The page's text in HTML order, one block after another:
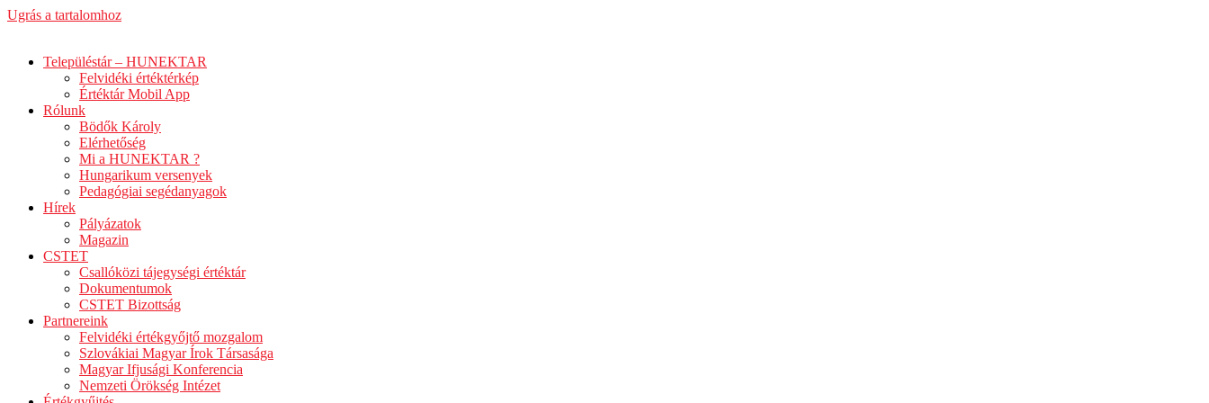
Ugrás a tartalomhoz
Településtár – HUNEKTAR
Felvidéki értéktérkép
Értéktár Mobil App
Rólunk
Bödők Károly
Elérhetőség
Mi a HUNEKTAR ?
Hungarikum versenyek
Pedagógiai segédanyagok
Hírek
Pályázatok
Magazin
CSTET
Csallóközi tájegységi értéktár
Dokumentumok
CSTET Bizottság
Partnereink
Felvidéki értékgyőjtő mozgalom
Szlovákiai Magyar Írok Társasága
Magyar Ifjusági Konferencia
Nemzeti Örökség Intézet